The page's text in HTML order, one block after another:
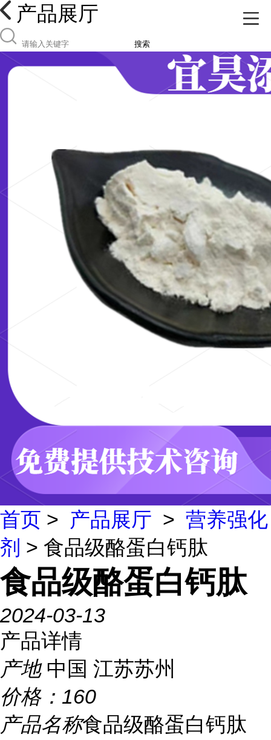
产品展厅
搜索
首页 > 产品展厅 > 营养强化
剂 > 食品级酪蛋白钙肽
食品级酪蛋白钙肽
2024-03-13
产品详情
产地 中国 江苏苏州
价格： 160
产品名称食品级酪蛋白钙肽